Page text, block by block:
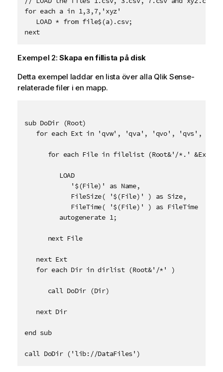
n
n
g
a
n
i
for each a in 1,3,7,'xyz'
   LOAD * from file$(a).csv;
next
Exempel 2:Skapa en fillista på disk
Detta exempel laddar en lista över alla Qlik Sense-
relaterade filer i en mapp.
sub DoDir (Root)
for each Ext in 'qvw', 'qva', 'qvo', 'qvs',
      for each File in filelist (Root&'/*.' &Ext)
         LOAD
            '$(File)' as Name,
            FileSize( '$(File)' ) as Size,
            FileTime( '$(File)' ) as FileTime
         autogenerate 1;
      next File
   next Ext
   for each Dir in dirlist (Root&'/*' )
      call DoDir (Dir)
   next Dir
end sub
call DoDir ('lib://DataFiles')